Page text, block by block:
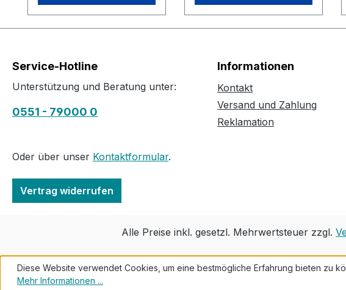
Service-Hotline
Unterstützung und Beratung unter:
0551 - 79000 0
Oder über unser Kontaktformular.
Vertrag widerrufen
Informationen
Kontakt
Versand und Zahlung
Reklamation
Alle Preise inkl. gesetzl. Mehrwertsteuer zzgl.
Diese Website verwendet Cookies, um eine bestmögliche Erfahrung bieten zu
Mehr Informationen ...